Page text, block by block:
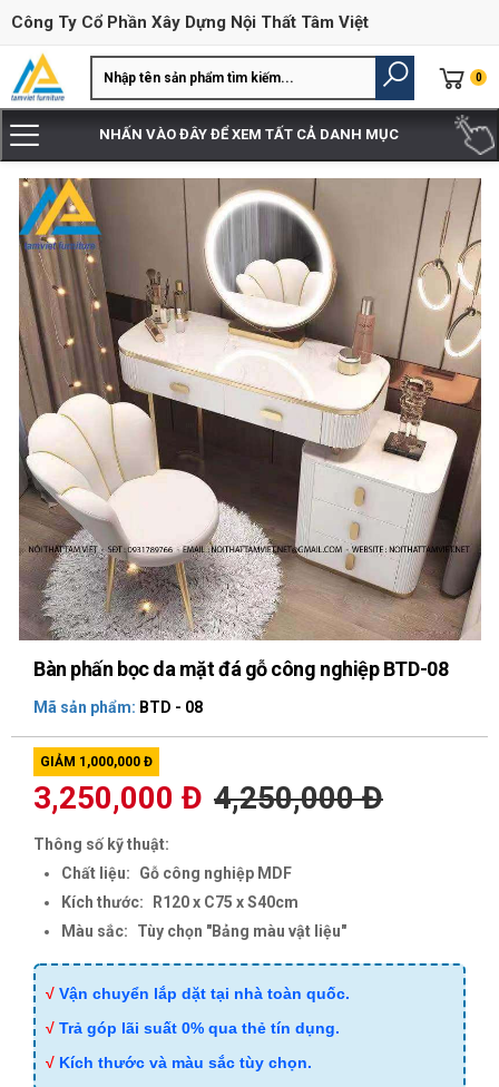
Công Ty Cổ Phần Xây Dựng Nội Thất Tâm Việt
0
NHẤN VÀO ĐÂY ĐỂ XEM TẤT CẢ DANH MỤC
Bàn phấn bọc da mặt đá gỗ công nghiệp BTD-08
Mã sản phẩm: BTD - 08
GIẢM 1,000,000 Đ
3,250,000 Đ 4,250,000 Đ
Thông số kỹ thuật:
Chất liệu:
Gỗ công nghiệp MDF
Kích thước:
R120 x C75 x S40cm
Màu sắc:
Tùy chọn "Bảng màu vật liệu"
√ Vận chuyển lắp dặt tại nhà toàn quốc.
√ Trả góp lãi suất 0% qua thẻ tín dụng.
√ Kích thước và màu sắc tùy chọn.